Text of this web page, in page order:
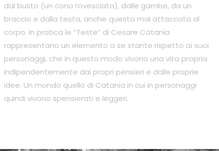
dal busto (un cono rovesciato), dalle gambe, da un
braccio e dalla testa, anche questa mai attaccata al
corpo. In pratica le “Teste” di Cesare Catania
rappresentano un elemento a se stante rispetto ai suoi
personaggi, che in questo modo vivono una vita propria
indipendentemente dai propri pensieri e dalle proprie
idee. Un mondo quello di Catania in cui in personaggi
quindi vivono spensierati e leggeri.